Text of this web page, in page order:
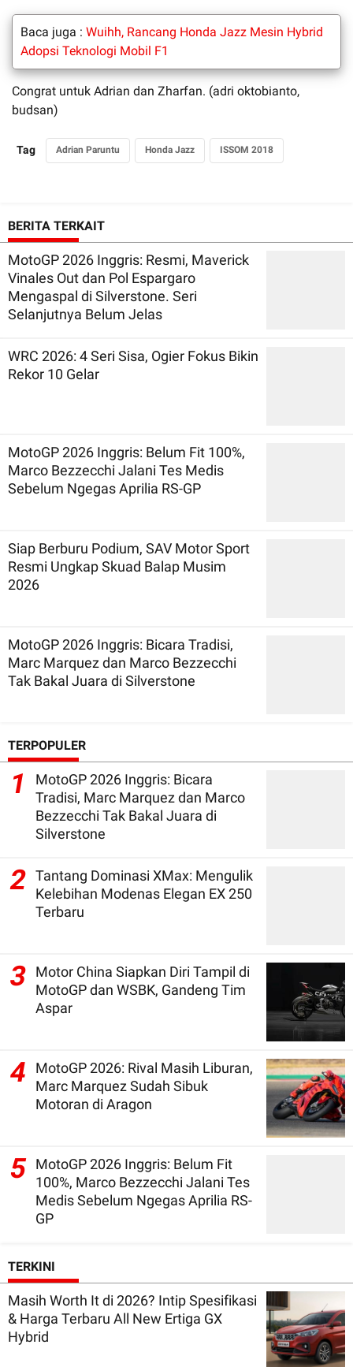
Baca juga : Wuihh, Rancang Honda Jazz Mesin Hybrid
Adopsi Teknologi Mobil F1
Congrat untuk Adrian dan Zharfan. (adri oktobianto,
budsan)
Tag Adrian Paruntu Honda Jazz ISSOM 2018
BERITA TERKAIT
MotoGP 2026 Inggris: Resmi, Maverick
Vinales Out dan Pol Espargaro
Mengaspal di Silverstone. Seri
Selanjutnya Belum Jelas
WRC 2026: 4 Seri Sisa, Ogier Fokus Bikin
Rekor 10 Gelar
MotoGP 2026 Inggris: Belum Fit 100%,
Marco Bezzecchi Jalani Tes Medis
Sebelum Ngegas Aprilia RS-GP
Siap Berburu Podium, SAV Motor Sport
Resmi Ungkap Skuad Balap Musim
2026
MotoGP 2026 Inggris: Bicara Tradisi,
Marc Marquez dan Marco Bezzecchi
Tak Bakal Juara di Silverstone
TERPOPULER
1
MotoGP 2026 Inggris: Bicara
Tradisi, Marc Marquez dan Marco
Bezzecchi Tak Bakal Juara di
Silverstone
2 Tantang Dominasi XMax: Mengulik
Kelebihan Modenas Elegan EX 250
Terbaru
3
Motor China Siapkan Diri Tampil di
MotoGP dan WSBK, Gandeng Tim
Aspar
4
MotoGP 2026: Rival Masih Liburan,
Marc Marquez Sudah Sibuk
Motoran di Aragon
5 MotoGP 2026 Inggris: Belum Fit
100%, Marco Bezzecchi Jalani Tes
Medis Sebelum Ngegas Aprilia RS-
GP
TERKINI
Masih Worth It di 2026? Intip Spesifikasi
& Harga Terbaru All New Ertiga GX
Hybrid